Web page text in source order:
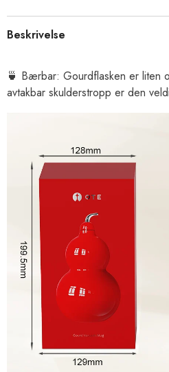
Beskrivelse
🍵 Bærbar: Gourdflasken er liten
avtakbar skulderstropp er den